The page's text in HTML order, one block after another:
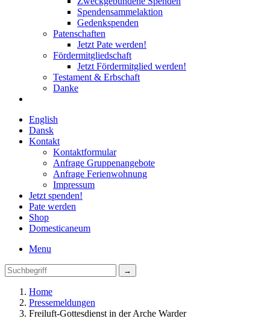
Spendensammelaktion
Gedenkspenden
Patenschaften
Jetzt Pate werden!
Fördermitgliedschaft
Jetzt Fördermitglied werden!
Testament & Erbschaft
Danke
English
Dansk
Kontakt
Kontaktformular
Anfrage Gruppenangebote
Anfrage Ferienwohnung
Impressum
Jetzt spenden!
Pate werden
Shop
Domesticaneum
Menu
Home
Pressemeldungen
Freiluft-Gottesdienst in der Arche Warder